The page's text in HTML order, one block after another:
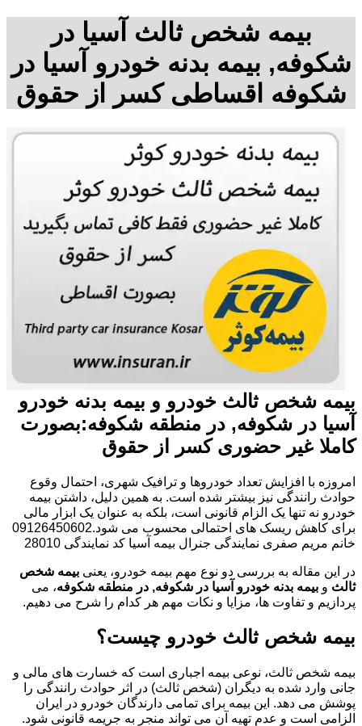
بیمه شخص ثالث آسیا در
شکوفه, بیمه بدنه خودرو آسیا در
شکوفه اقساطی کسر از حقوق
بیمه شخص ثالث خودرو و بیمه بدنه خودرو
آسیا در شکوفه, در منطقه شکوفه:بصورت
کاملا غیر حضوری کسر از حقوق
امروزه با افزایش تعداد خودروها و ترافیک شهری، احتمال وقوع
حوادث رانندگی نیز بیشتر شده است. به همین دلیل، داشتن بیمه
خودرو نه تنها یک الزام قانونی است، بلکه به عنوان یک ابزار مالی
برای کاهش ریسک های احتمالی محسوب می شود.09126450602
خانم مریم صفری نمایندگی جنرال بیمه آسیا کد نمایندگی 28010
در این مقاله به بررسی دو نوع مهم بیمه خودرو، یعنی بیمه شخص
ثالث و بیمه بدنه خودرو آسیا در شکوفه, در منطقه شکوفه، می
پردازیم و تفاوت ها، مزایا و نکات مهم هر کدام را شرح می دهیم.
بیمه شخص ثالث خودرو چیست؟
بیمه شخص ثالث، نوعی بیمه اجباری است که خسارت های مالی و
جانی وارد شده به دیگران (شخص ثالث) در اثر حوادث رانندگی را
پوشش می دهد. این بیمه برای تمامی دارندگان خودرو در ایران
الزامی است و عدم تهیه آن می تواند منجر به جریمه قانونی شود.